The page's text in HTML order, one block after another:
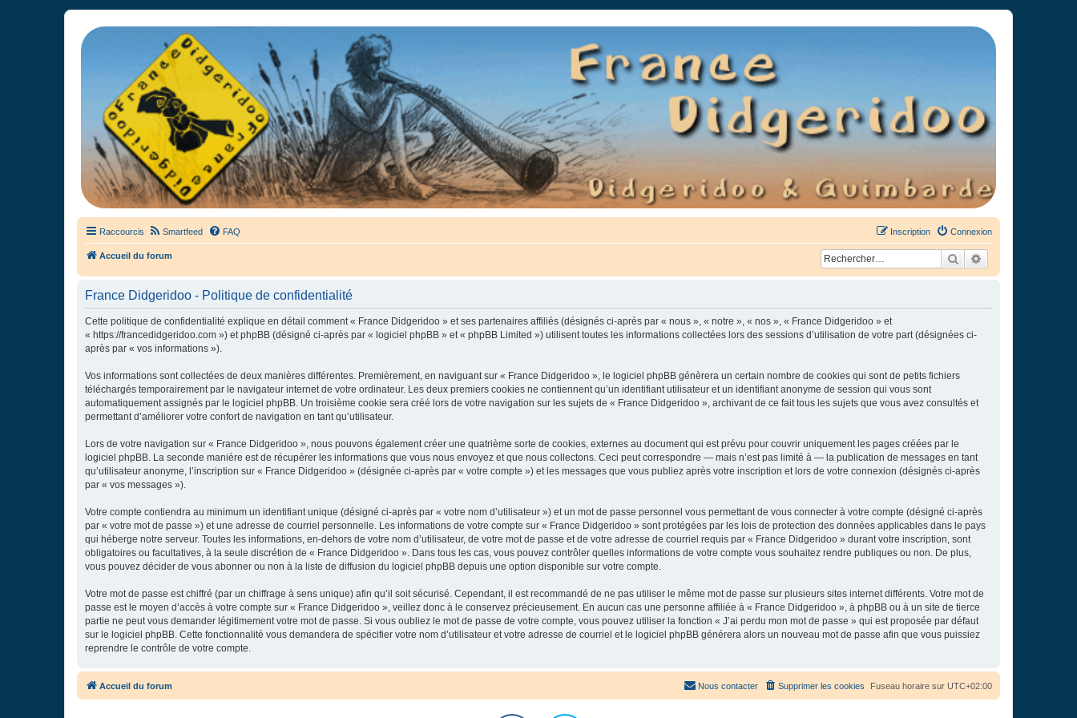
France Didgeridoo
Didgeridoo et Guimbarde sur France Didgeridoo - retrouvez la communauté.
Raccourcis Smartfeed FAQ Connexion
Inscription
Accueil du forum Rechercher
France Didgeridoo - Politique de confidentialité
Cette politique de confidentialité explique en détail comment « France Didgeridoo » et ses partenaires affiliés (désignés ci-après par « nous », « notre », « nos », « France Didgeridoo » et
« https://francedidgeridoo.com ») et phpBB (désigné ci-après par « logiciel phpBB » et « phpBB Limited ») utilisent toutes les informations collectées lors des sessions d’utilisation de votre part (désignées ci-
après par « vos informations »).
Vos informations sont collectées de deux manières différentes. Premièrement, en naviguant sur « France Didgeridoo », le logiciel phpBB génèrera un certain nombre de cookies qui sont de petits fichiers
téléchargés temporairement par le navigateur internet de votre ordinateur. Les deux premiers cookies ne contiennent qu’un identifiant utilisateur et un identifiant anonyme de session qui vous sont
automatiquement assignés par le logiciel phpBB. Un troisième cookie sera créé lors de votre navigation sur les sujets de « France Didgeridoo », archivant de ce fait tous les sujets que vous avez consultés et
permettant d’améliorer votre confort de navigation en tant qu’utilisateur.
Lors de votre navigation sur « France Didgeridoo », nous pouvons également créer une quatrième sorte de cookies, externes au document qui est prévu pour couvrir uniquement les pages créées par le
logiciel phpBB. La seconde manière est de récupérer les informations que vous nous envoyez et que nous collectons. Ceci peut correspondre — mais n’est pas limité à — la publication de messages en tant
qu’utilisateur anonyme, l’inscription sur « France Didgeridoo » (désignée ci-après par « votre compte ») et les messages que vous publiez après votre inscription et lors de votre connexion (désignés ci-après
par « vos messages »).
Votre compte contiendra au minimum un identifiant unique (désigné ci-après par « votre nom d’utilisateur ») et un mot de passe personnel vous permettant de vous connecter à votre compte (désigné ci-après
par « votre mot de passe ») et une adresse de courriel personnelle. Les informations de votre compte sur « France Didgeridoo » sont protégées par les lois de protection des données applicables dans le pays
qui héberge notre serveur. Toutes les informations, en-dehors de votre nom d’utilisateur, de votre mot de passe et de votre adresse de courriel requis par « France Didgeridoo » durant votre inscription, sont
obligatoires ou facultatives, à la seule discrétion de « France Didgeridoo ». Dans tous les cas, vous pouvez contrôler quelles informations de votre compte vous souhaitez rendre publiques ou non. De plus,
vous pouvez décider de vous abonner ou non à la liste de diffusion du logiciel phpBB depuis une option disponible sur votre compte.
Votre mot de passe est chiffré (par un chiffrage à sens unique) afin qu’il soit sécurisé. Cependant, il est recommandé de ne pas utiliser le même mot de passe sur plusieurs sites internet différents. Votre mot de
passe est le moyen d’accès à votre compte sur « France Didgeridoo », veillez donc à le conservez précieusement. En aucun cas une personne affiliée à « France Didgeridoo », à phpBB ou à un site de tierce
partie ne peut vous demander légitimement votre mot de passe. Si vous oubliez le mot de passe de votre compte, vous pouvez utiliser la fonction « J’ai perdu mon mot de passe » qui est proposée par défaut
sur le logiciel phpBB. Cette fonctionnalité vous demandera de spécifier votre nom d’utilisateur et votre adresse de courriel et le logiciel phpBB générera alors un nouveau mot de passe afin que vous puissiez
reprendre le contrôle de votre compte.
Accueil du forum Fuseau horaire sur UTC+02:00
Supprimer les cookies
Nous contacter